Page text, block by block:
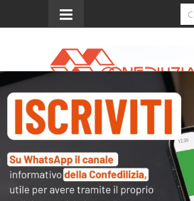
Menu
Rassegna tematica
condominio